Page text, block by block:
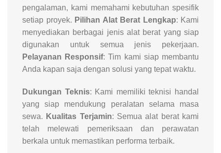
pengalaman, kami memahami kebutuhan spesifik
setiap proyek. Pilihan Alat Berat Lengkap: Kami
menyediakan berbagai jenis alat berat yang siap
digunakan untuk semua jenis pekerjaan.
Pelayanan Responsif: Tim kami siap membantu
Anda kapan saja dengan solusi yang tepat waktu.
Dukungan Teknis: Kami memiliki teknisi handal
yang siap mendukung peralatan selama masa
sewa. Kualitas Terjamin: Semua alat berat kami
telah melewati pemeriksaan dan perawatan
berkala untuk memastikan performa terbaik.